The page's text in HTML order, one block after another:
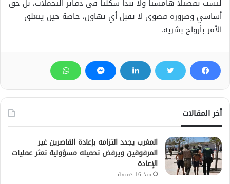
ليست تفصيلاً هامشياً ولا بنداً شكلياً في دفاتر التحملات، بل حق
أساسي وضرورة قصوى لا تقبل أي تهاون، خاصة حين يتعلق
الأمر بأرواح بشرية.
أخر المقالات
المغرب يجدد التزامه بإعادة القاصرين غير
المرفوقين ويرفض تحميله مسؤولية تعثر عمليات
الإعادة
منذ 16 دقيقة